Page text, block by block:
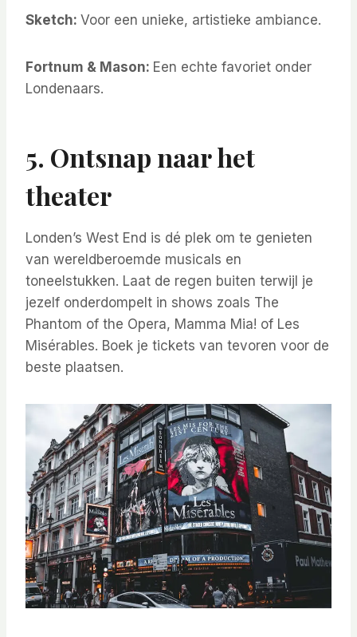
Sketch: Voor een unieke, artistieke ambiance.
Fortnum & Mason: Een echte favoriet onder
Londenaars.
5. Ontsnap naar het
theater
Londen’s West End is dé plek om te genieten
van wereldberoemde musicals en
toneelstukken. Laat de regen buiten terwijl je
jezelf onderdompelt in shows zoals The
Phantom of the Opera, Mamma Mia! of Les
Misérables. Boek je tickets van tevoren voor de
beste plaatsen.